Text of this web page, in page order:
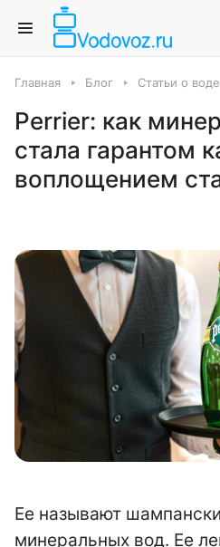
Главная Блог Статьи о воде
Perrier: как
стала гарантом
воплощением
Ее называют
минеральных вод. Ее